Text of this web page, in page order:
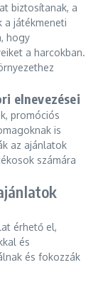
biztosítanak, a
játékmeneti
hogy
a harcokban.
elnevezései
promóciós
is
az ajánlatok
számára
érhető el,
és
és fokozzák